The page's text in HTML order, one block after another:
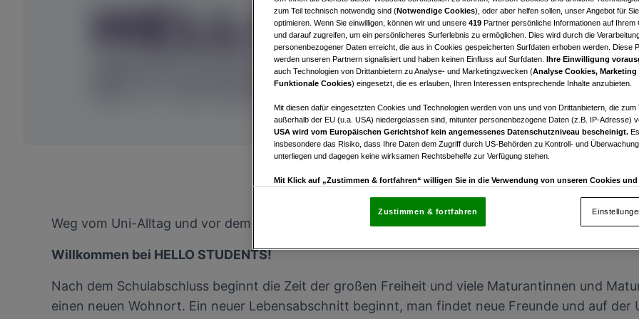
Im Jahr 2019 startete
Students", um jungen
ihrer Ausbildungszeit
erleichtern.
Weg vom Uni-Alltag und vor dem Abendprogramm noch eine Runde Golf spielen? Und das um €
Willkommen bei HELLO STUDENTS!
Nach dem Schulabschluss beginnt die Zeit der großen Freiheit und viele Maturantinnen und
einen neuen Wohnort. Ein neuer Lebensabschnitt beginnt, man findet neue Freunde und auf
zum Teil technisch notwendig sind (Notwendige Cookies), oder aber helfen sollen, unser Angebot für
optimieren. Wenn Sie einwilligen, können wir und unsere 419 Partner persönliche Informationen auf Ihrem
und darauf zugreifen, um ein persönlicheres Surferlebnis zu ermöglichen. Dies wird durch die
personenbezogener Daten erreicht, die aus in Cookies gespeicherten Surfdaten erhoben werden. Diese
werden unseren Partnern signalisiert und haben keinen Einfluss auf Surfdaten. Ihre Einwilligung
auch Technologien von Drittanbietern zu Analyse- und Marketingzwecken (Analyse Cookies, Marketing
Funktionale Cookies) eingesetzt, die es erlauben, Ihren Interessen entsprechende Inhalte anzubieten.
Mit diesen dafür eingesetzten Cookies und Technologien werden von uns und von Drittanbietern, die zum
außerhalb der EU (u.a. USA) niedergelassen sind, mitunter personenbezogene Daten (z.B. IP-Adresse)
USA wird vom Europäischen Gerichtshof kein angemessenes Datenschutzniveau bescheinigt.
insbesondere das Risiko, dass Ihre Daten dem Zugriff durch US-Behörden zu Kontroll- und
unterliegen und dagegen keine wirksamen Rechtsbehelfe zur Verfügung stehen.
Mit Klick auf „Zustimmen & fortfahren“ willigen Sie in die Verwendung von unseren Cookies
Einstellungen“, die sich auf jeder Seite unten im Footer befinden.
Wir und unsere Partner verarbeiten Daten, um Folgendes bereitzustellen:
Verwendung genauer Standortdaten. Endgeräteeigenschaften zur Identifikation aktiv abfragen. Speichern
Zustimmen & fortfahren